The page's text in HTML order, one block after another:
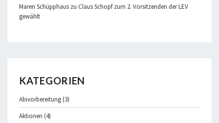
Maren Schüpphaus zu Claus Schopf zum 2. Vorsitzenden der LEV
gewählt
KATEGORIEN
Abivorbereitung(3)
Aktionen (4)